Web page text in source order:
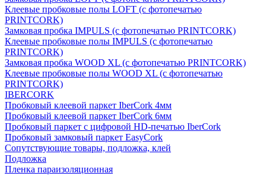
Клеевые пробковые полы LOFT (с фотопечатью
PRINTCORK)
Замковая пробка IMPULS (с фотопечатью PRINTCORK)
Клеевые пробковые полы IMPULS (с фотопечатью
PRINTCORK)
Замковая пробка WOOD XL (с фотопечатью PRINTCORK)
Клеевые пробковые полы WOOD XL (с фотопечатью
PRINTCORK)
IBERCORK
Пробковый клеевой паркет IberCork 4мм
Пробковый клеевой паркет IberCork 6мм
Пробковый паркет с цифровой HD-печатью IberCork
Пробковый замковый паркет EasyCork
Сопутствующие товары, подложка, клей
Подложка
Пленка параизоляционная